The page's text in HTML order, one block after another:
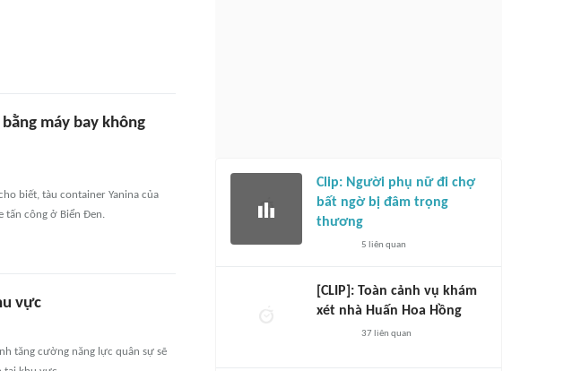
máy bay không
biết, tàu container Yanina của
tấn công ở Biển Đen.
vực
tăng cường năng lực quân sự sẽ
Clip: Người phụ nữ đi chợ
bất ngờ bị đâm trọng
thương
5 liên quan
[CLIP]: Toàn cảnh vụ khám
xét nhà Huấn Hoa Hồng
37liên quan